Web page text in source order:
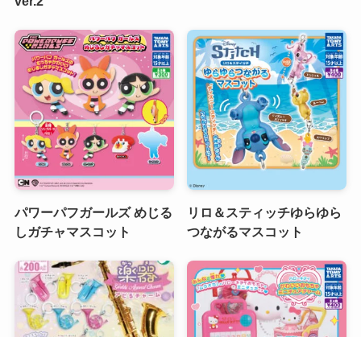
パワーパフガールズ めじる
しガチャマスコット
リロ＆スティッチゆらゆら
つながるマスコット